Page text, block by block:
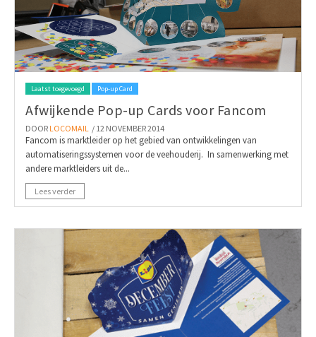
Laatst toegevoegd Pop-up Card
Afwijkende Pop-up Cards voor Fancom
DOOR LOCOMAIL / 12 NOVEMBER 2014
Fancom is marktleider op het gebied van ontwikkelingen van
automatiseringssystemen voor de veehouderij. In samenwerking met
andere marktleiders uit de...
Lees verder